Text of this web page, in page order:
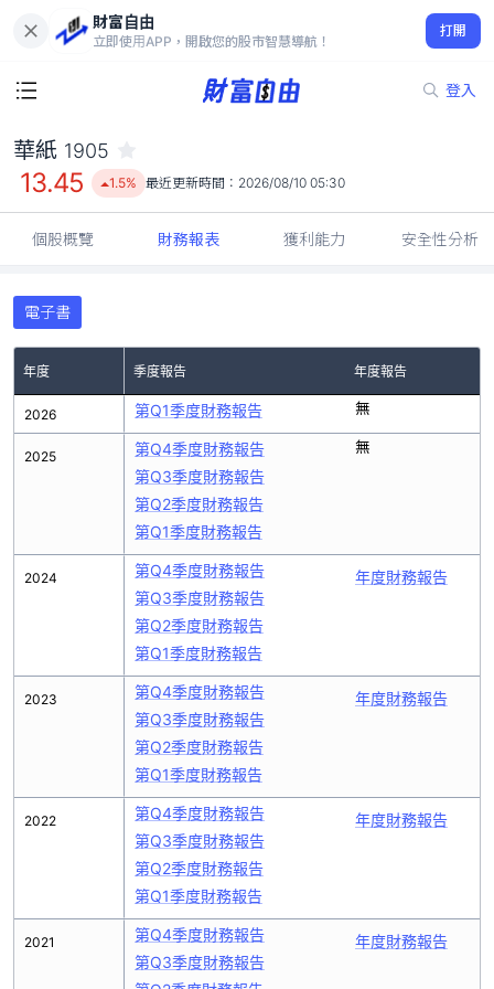
財富自由
立即使用APP，開啟您的股市智慧導航！
打開
登入
13.45
1.5%
華紙 1905
13.45 1.5% 最近更新時間： 2026/08/10 05:30
個股概覽 財務報表 獲利能力 安全性分析
電子書
年度 季度報告 年度報告
2026
2025
2024
2023
2022
2021
第Q1季度財務報告 無
第Q4季度財務報告
第Q3季度財務報告
第Q2季度財務報告
第Q1季度財務報告
無
第Q4季度財務報告
第Q3季度財務報告
第Q2季度財務報告
第Q1季度財務報告
年度財務報告
第Q4季度財務報告
第Q3季度財務報告
第Q2季度財務報告
第Q1季度財務報告
年度財務報告
第Q4季度財務報告
第Q3季度財務報告
第Q2季度財務報告
第Q1季度財務報告
年度財務報告
第Q4季度財務報告
第Q3季度財務報告
年度財務報告